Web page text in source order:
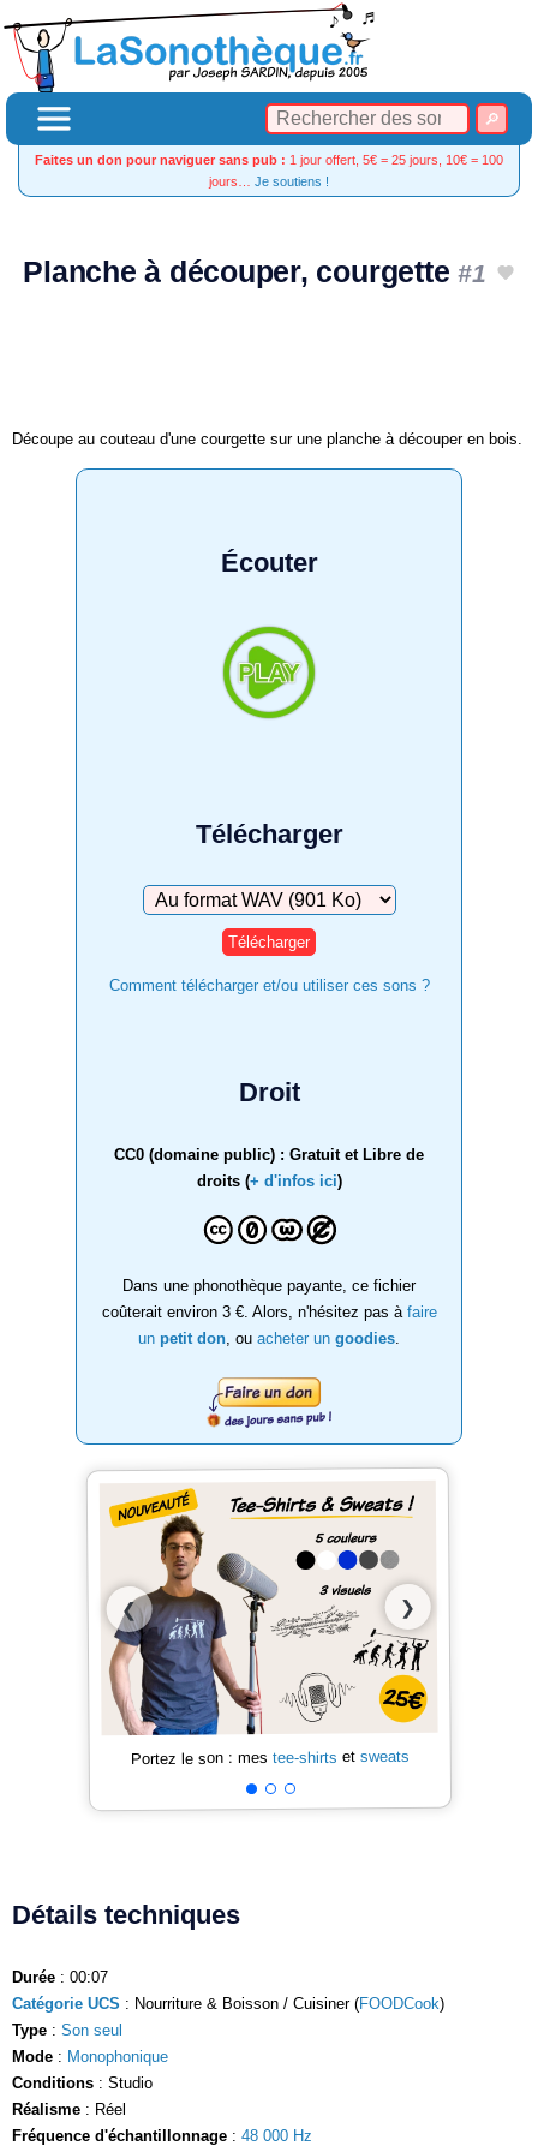
Faites un don pour naviguer sans pub : 1 jour offert, 5€ = 25 jours, 10€ = 100
jours… Je soutiens !
Planche à découper, courgette#1
Découpe au couteau d'une courgette sur une planche à découper en bois.
Écouter
Télécharger
Télécharger
Comment télécharger et/ou utiliser ces sons ?
Droit
CC0 (domaine public) : Gratuit et Libre de
droits (+ d'infos ici)
Dans une phonothèque payante, ce fichier
coûterait environ 3 €. Alors, n'hésitez pas à faire
un petit don , ou acheter un goodies
❮ ❯
Portez le son : mes tee-shirts et sweats
Détails techniques
Durée : 00:07
Catégorie UCS : Nourriture & Boisson / Cuisiner (FOODCook)
Type : Son seul
Mode : Monophonique
Conditions : Studio
Réalisme : Réel
Fréquence d'échantillonnage : 48 000 Hz